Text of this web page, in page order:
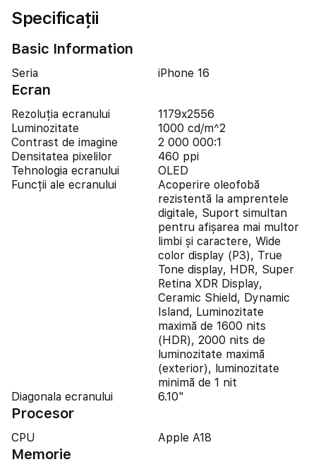
Specificații
Basic Information
Seria iPhone 16
Ecran
Rezoluția ecranului
1179x2556
Luminozitate
1000 cd/m^2
Contrast de imagine
2 000 000:1
Densitatea pixelilor
460 ppi
Tehnologia ecranului
OLED
Funcții ale ecranului
Acoperire oleofobă
rezistentă la amprentele
digitale, Suport simultan
pentru afișarea mai multor
limbi și caractere, Wide
color display (P3), True
Tone display, HDR, Super
Retina XDR Display,
Ceramic Shield, Dynamic
Island, Luminozitate
maximă de 1600 nits
(HDR), 2000 nits de
luminozitate maximă
(exterior), luminozitate
minimă de 1 nit
Diagonala ecranului
6.10"
Procesor
CPU Apple A18
Memorie